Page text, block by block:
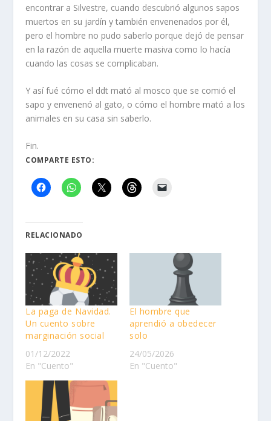
encontrar a Silvestre, cuando descubrió algunos sapos
muertos en su jardín y también envenenados por él,
pero el hombre no pudo saberlo porque dejó de pensar
en la razón de aquella muerte masiva como lo hacía
cuando las cosas se complicaban.
Y así fué cómo el ddt mató al mosco que se comió el
sapo y envenenó al gato, o cómo el hombre mató a los
animales en su casa sin saberlo.
Fin.
COMPARTE ESTO:
RELACIONADO
La paga de Navidad.
Un cuento sobre
marginación social
01/12/2022
En "Cuento"
El hombre que
aprendió a obedecer
solo
24/05/2026
En "Cuento"